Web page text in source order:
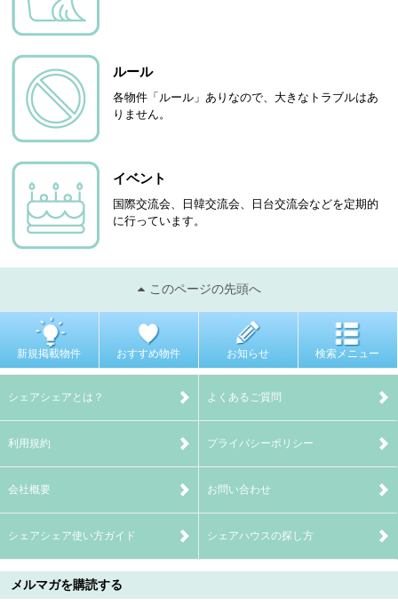
ルール
各物件「ルール」ありなので、大きなトラブルはあ
りません。
イベント
国際交流会、日韓交流会、日台交流会などを定期的
に行っています。
このページの先頭へ
新規掲載物件 おすすめ物件 お知らせ 検索メニュー
シェアシェアとは？ よくあるご質問
利用規約 プライバシーポリシー
会社概要 お問い合わせ
シェアシェア使い方ガイド シェアハウスの探し方
メルマガを購読する